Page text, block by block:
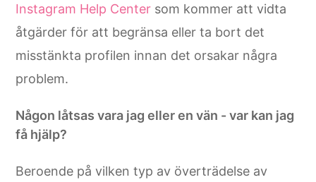
Instagram Help Center som kommer att vidta
åtgärder för att begränsa eller ta bort det
misstänkta profilen innan det orsakar några
problem.
Någon låtsas vara jag eller en vän - var kan jag
få hjälp?
Beroende på vilken typ av överträdelse av